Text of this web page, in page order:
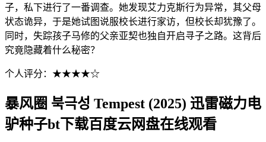
子，私下进行了一番调查。她发现艾力克斯行为异常，其父母
状态诡异，于是她试图说服校长进行家访，但校长却犹豫了。
同时，失踪孩子马修的父亲亚契也独自开启寻子之路。这背后
究竟隐藏着什么秘密？
个人评分：★★★★☆
暴风圈 북극성 Tempest (2025) 迅雷磁力电
驴种子bt下载百度云网盘在线观看